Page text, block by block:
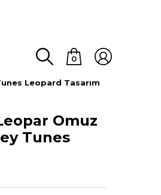
0
Leopard Tasarım
Omuz
Tunes